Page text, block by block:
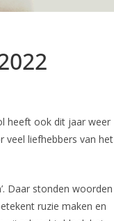
heeft ook dit jaar weer
veel liefhebbers van het
Daar stonden woorden
ruzie maken en